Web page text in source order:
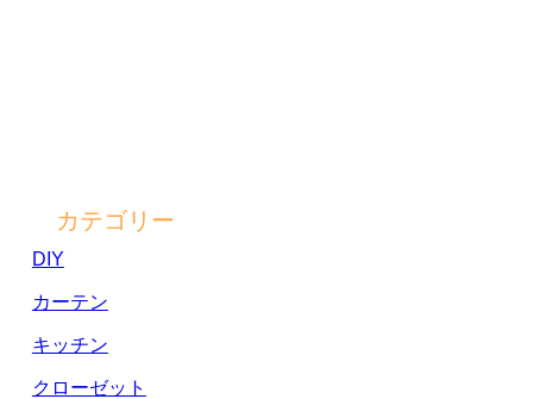
カテゴリー
DIY
カーテン
キッチン
クローゼット